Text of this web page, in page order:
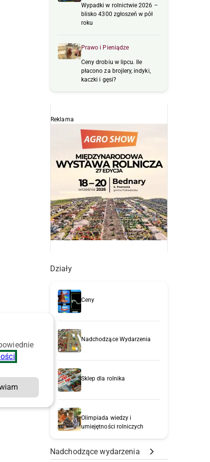
Wypadki w rolnictwie 2026 –
blisko 4300 zgłoszeń w pół
roku
Prawo i Pieniądze
Ceny drobiu w lipcu. Ile
płacono za brojlery, indyki,
kaczki i gęsi?
Reklama
Działy
Ceny
Nadchodzące Wydarzenia
Sklep dla rolnika
Olimpiada wiedzy i
umiejętności rolniczych
Nadchodzące wydarzenia